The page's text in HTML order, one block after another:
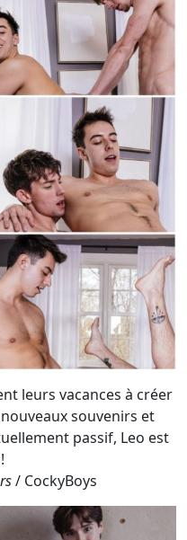
leurs vacances à créer
souvenirs et
passif, Leo est
/ CockyBoys